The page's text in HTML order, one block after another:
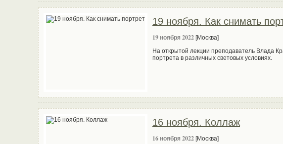
19 ноября. Как снимать
19 ноября 2022 [Москва]
На открытой лекции преподаватель Влада
портрета в различных световых условиях.
16 ноября. Коллаж
16 ноября 2022 [Москва]